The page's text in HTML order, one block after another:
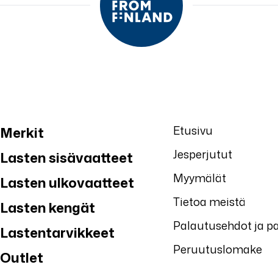
Merkit
Lasten sisävaatteet
Lasten ulkovaatteet
Lasten kengät
Lastentarvikkeet
Outlet
Etusivu
Jesperjutut
Myymälät
Tietoa meistä
Palautusehdot ja
Peruutuslomake